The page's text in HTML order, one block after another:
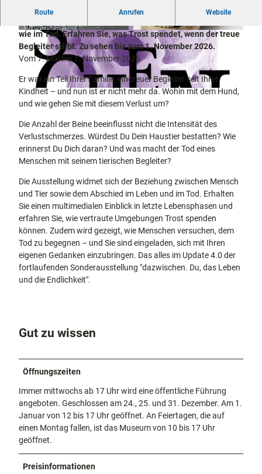
Musee
n,
Galeri
en und
Sonde
rausst
ellung
Street
Art
Theat
er und
Bühne
nkunst
Gärten
fahren in
Kassel
Wandern
Grünen
Stadtführungen
Kassel
mit
Kindern
Gastronomie
und
Shopping
Unterkünfte
Ausflugsziele
Häufig
gestellte
Fragen
© Museum für Sepulkralkultur
© Museum für Sepulkralkultur
© Museum für Sepulkralkultur; Foto: Nasim M
Route Anrufen Website
Die aktuelle Sonderausstellung stellt die Beziehung
wie im Tod. Erfahren Sie, was Trost spendet, wenn der treue
Begleiter stirbt. Zu sehen bis zum 1. November 2026.
Vom 7. Mai bis 1. November 2026
Er war ein Teil Ihrer Familie, ein treuer Begleiter seit Ihrer
Kindheit – und nun ist er nicht mehr da. Wohin mit dem Hund,
und wie gehen Sie mit diesem Verlust um?
Die Anzahl der Beine beeinflusst nicht die Intensität des
Verlustschmerzes. Würdest Du Dein Haustier bestatten? Wie
erinnerst Du Dich daran? Und was macht der Tod eines
Menschen mit seinem tierischen Begleiter?
Die Ausstellung widmet sich der Beziehung zwischen Mensch
und Tier sowie dem Abschied im Leben und im Tod. Erhalten
Sie einen multimedialen Einblick in letzte Lebensphasen und
erfahren Sie, wie vertraute Umgebungen Trost spenden
können. Zudem wird gezeigt, wie Menschen versuchen, dem
Tod zu begegnen – und Sie sind eingeladen, sich mit Ihren
eigenen Gedanken einzubringen. Das alles im Update 4.0 der
fortlaufenden Sonderausstellung "dazwischen. Du, das Leben
und die Endlichkeit".
Gut zu wissen
Öffnungszeiten
Immer mittwochs ab 17 Uhr wird eine öffentliche Führung
angeboten. Geschlossen am 24., 25. und 31. Dezember. Am 1.
Januar von 12 bis 17 Uhr geöffnet. An Feiertagen, die auf
einen Montag fallen, ist das Museum von 10 bis 17 Uhr
geöffnet.
Preisinformationen